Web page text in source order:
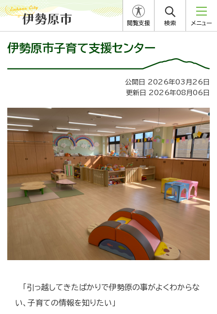
閲覧支援 検索 メニュー
伊勢原市子育て支援センター
公開日 2026年03月26日
更新日 2026年08月06日
「引っ越してきたばかりで伊勢原の事がよくわからな
い、子育ての情報を知りたい」